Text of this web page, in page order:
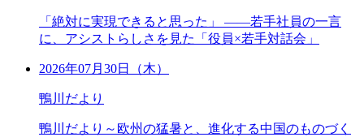
「絶対に実現できると思った」 ――若手社員の一言
に、アシストらしさを見た「役員×若手対話会」
2026年07月30日（木）
鴨川だより
鴨川だより～欧州の猛暑と、進化する中国のものづく